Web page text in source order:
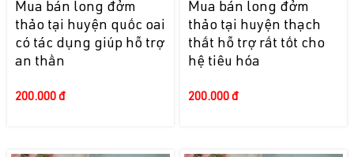
Mua bán long đởm
thảo tại huyện quốc oai
có tác dụng giúp hỗ trợ
an thần
200.000 đ
Mua bán long đởm
thảo tại huyện thạch
thất hỗ trợ rất tốt cho
hệ tiêu hóa
200.000 đ